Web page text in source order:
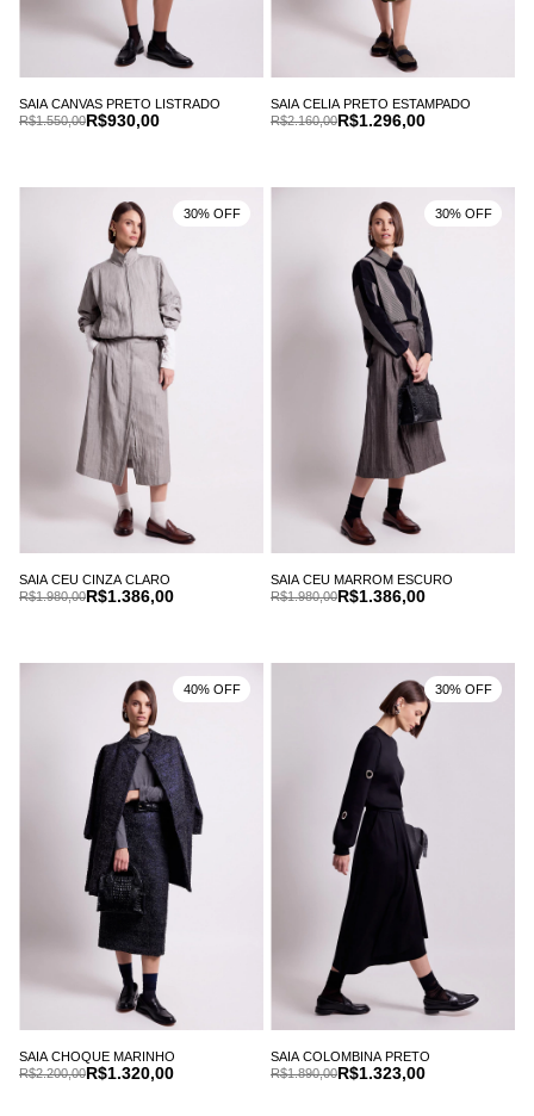
SAIA CANVAS PRETO LISTRADO
R$930,00
R$1.550,00
SAIA CELIA PRETO ESTAMPADO
R$1.296,00
R$2.160,00
SAIA CEU CINZA CLARO
R$1.386,00
R$1.980,00
30% OFF
SAIA CEU MARROM ESCURO
R$1.386,00
R$1.980,00
30% OFF
SAIA CHOQUE MARINHO
R$1.320,00
R$2.200,00
40% OFF
SAIA COLOMBINA PRETO
R$1.323,00
R$1.890,00
30% OFF